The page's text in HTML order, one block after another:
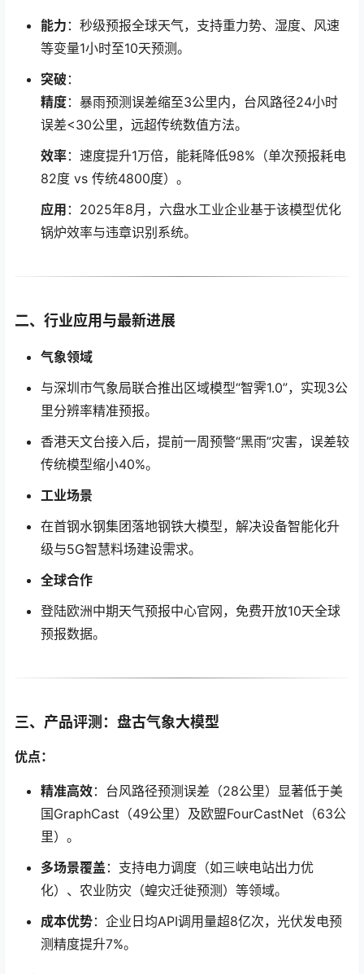
能力 ：秒级预报全球天气，支持重力势、湿度、风速
等变量1小时至10天预测。
突破 ：
精度：暴雨预测误差缩至3公里内，台风路径24小时
误差<30公里，远超传统数值方法。
效率：速度提升1万倍，能耗降低98%（单次预报耗电
82度 vs 传统4800度）。
应用 ：2025年8月，六盘水工业企业基于该模型优化
锅炉效率与违章识别系统。
二、行业应用与最新进展
气象领域
与深圳市气象局联合推出区域模型“智霁1.0”，实现3公
里分辨率精准预报。
香港天文台接入后，提前一周预警“黑雨”灾害，误差较
传统模型缩小40%。
工业场景
在首钢水钢集团落地钢铁大模型，解决设备智能化升
级与5G智慧料场建设需求。
全球合作
登陆欧洲中期天气预报中心官网，免费开放10天全球
预报数据。
三、产品评测：盘古气象大模型
优点：
精准高效：台风路径预测误差（28公里）显著低于美
国GraphCast（49公里）及欧盟FourCastNet（63公
里）。
多场景覆盖 ：支持电力调度（如三峡电站出力优
化）、农业防灾（蝗灾迁徙预测）等领域。
成本优势：企业日均API调用量超8亿次，光伏发电预
测精度提升7%。